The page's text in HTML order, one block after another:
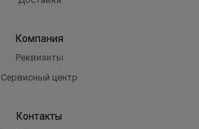
Компания
Реквизиты
Сервисный центр
Контакты